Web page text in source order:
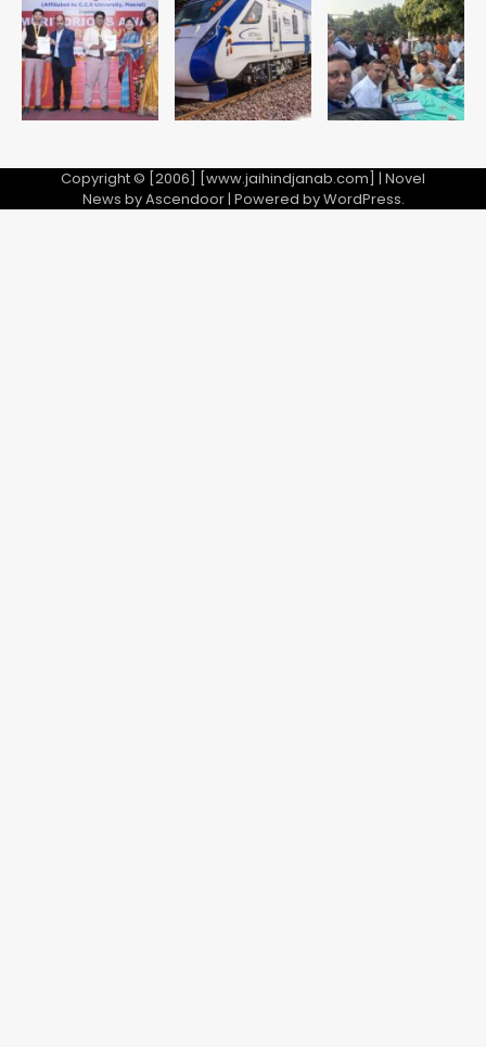
2
अब पहला स्थान हासिल करना लक्ष्य: डीएम
Team JHJ
फरार आरोपी
Team JHJ
Copyright © [2006] [www.jaihindjanab.com] | Novel
News byAscendoor| Powered byWordPress.